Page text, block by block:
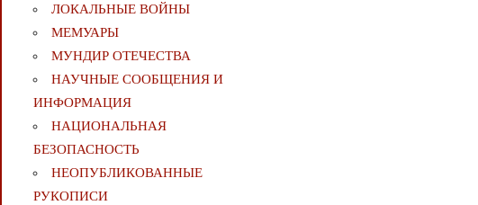
ЛОКАЛЬНЫЕ ВОЙНЫ
МЕМУАРЫ
МУНДИР ОТЕЧЕСТВА
НАУЧНЫЕ СООБЩЕНИЯ И
ИНФОРМАЦИЯ
НАЦИОНАЛЬНАЯ
БЕЗОПАСНОСТЬ
НЕОПУБЛИКОВАННЫЕ
РУКОПИСИ